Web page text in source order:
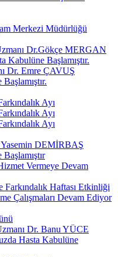
Merkezi Müdürlüğü
Dr.Gökçe MERGAN
Başlamıştır.
Dr. Emre ÇAVUŞ
Ayı
Ayı
Ayı
Yasemin DEMİRBAŞ
Vermeye Devam
Haftası Etkinliği
Çalışmaları Devam Ediyor
Dr. Banu YÜCE
Hasta Kabulüne